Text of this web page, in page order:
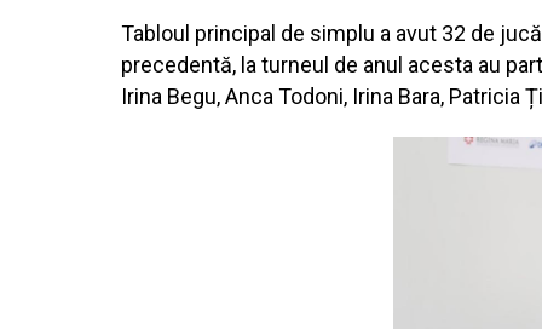
Tabloul principal de simplu a avut 32 de
precedentă, la turneul de anul acesta au
Irina Begu, Anca Todoni, Irina Bara,